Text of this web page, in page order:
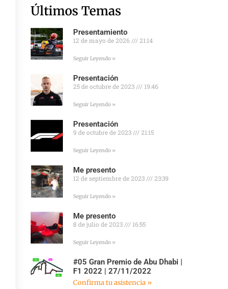
Últimos Temas
Presentamiento
12 de mayo de 2026 21:14
Seguir Leyendo »
Presentación
25 de octubre de 2023 19:46
Seguir Leyendo »
Presentación
9 de octubre de 2023 21:15
Seguir Leyendo »
Me presento
12 de septiembre de 2023 23:39
Seguir Leyendo »
Me presento
8 de julio de 2023 16:55
Seguir Leyendo »
#05 Gran Premio de Abu Dhabi |
F1 2022 | 27/11/2022
Confirma tu asistencia »